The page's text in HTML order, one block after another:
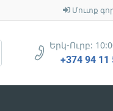
Մուտք
Երկ-Ուրբ:
+374 94 11